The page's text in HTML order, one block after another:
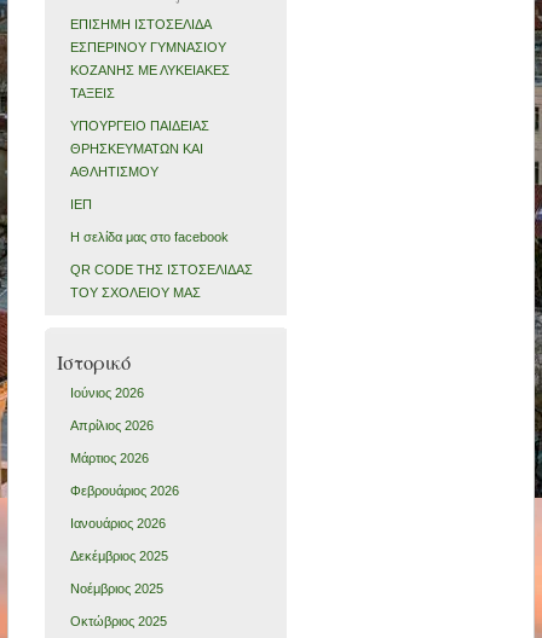
ΕΠΙΣΗΜΗ ΙΣΤΟΣΕΛΙΔΑ
ΕΣΠΕΡΙΝΟΥ ΓΥΜΝΑΣΙΟΥ
ΚΟΖΑΝΗΣ ΜΕ ΛΥΚΕΙΑΚΕΣ
ΤΑΞΕΙΣ
ΥΠΟΥΡΓΕΙΟ ΠΑΙΔΕΙΑΣ
ΘΡΗΣΚΕΥΜΑΤΩΝ ΚΑΙ
ΑΘΛΗΤΙΣΜΟΥ
ΙΕΠ
Η σελίδα μας στο facebook
QR CODE ΤΗΣ ΙΣΤΟΣΕΛΙΔΑΣ
ΤΟΥ ΣΧΟΛΕΙΟΥ ΜΑΣ
Ιστορικό
Ιούνιος 2026
Απρίλιος 2026
Μάρτιος 2026
Φεβρουάριος 2026
Ιανουάριος 2026
Δεκέμβριος 2025
Νοέμβριος 2025
Οκτώβριος 2025